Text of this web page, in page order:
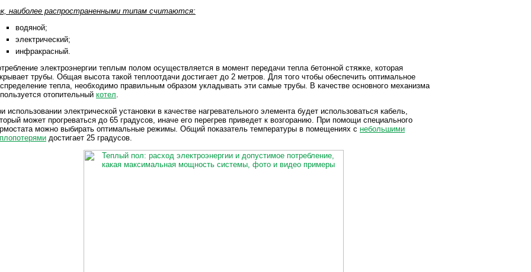
наиболее распространенными типам считаются:
водяной;
электрический;
инфракрасный.
электроэнергии теплым полом осуществляется в момент передачи тепла бетонной стяжке, которая
трубы. Общая высота такой теплоотдачи достигает до 2 метров. Для того чтобы обеспечить оптимальное
тепла, необходимо правильным образом укладывать эти самые трубы. В качестве основного механизма
отопительный котел.
использовании электрической установки в качестве нагревательного элемента будет использоваться кабель,
может прогреваться до 65 градусов, иначе его перегрев приведет к возгоранию. При помощи специального
можно выбирать оптимальные режимы. Общий показатель температуры в помещениях с небольшими
достигает 25 градусов.